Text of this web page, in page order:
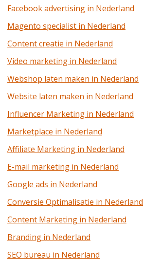
Facebook advertising in Nederland
Magento specialist in Nederland
Content creatie in Nederland
Video marketing in Nederland
Webshop laten maken in Nederland
Website laten maken in Nederland
Influencer Marketing in Nederland
Marketplace in Nederland
Affiliate Marketing in Nederland
E-mail marketing in Nederland
Google ads in Nederland
Conversie Optimalisatie in Nederland
Content Marketing in Nederland
Branding in Nederland
SEO bureau in Nederland